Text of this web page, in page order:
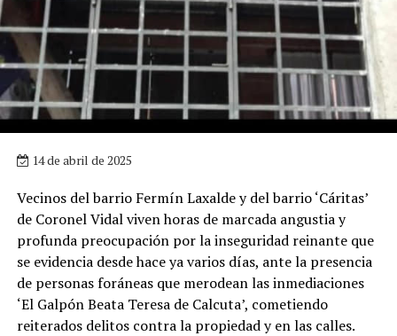
14 de abril de 2025
Vecinos del barrio Fermín Laxalde y del barrio ‘Cáritas’
de Coronel Vidal viven horas de marcada angustia y
profunda preocupación por la inseguridad reinante que
se evidencia desde hace ya varios días, ante la presencia
de personas foráneas que merodean las inmediaciones
‘El Galpón Beata Teresa de Calcuta’, cometiendo
reiterados delitos contra la propiedad y en las calles.